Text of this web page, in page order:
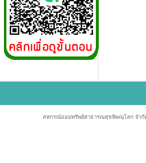
สหกรณ์ออมทรัพย์สาธารณสุขพิษณุโลก จำกัด